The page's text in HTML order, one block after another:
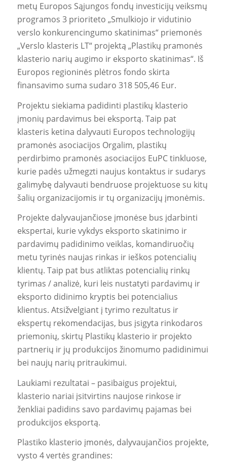
metų Europos Sąjungos fondų investicijų veiksmų
programos 3 prioriteto „Smulkiojo ir vidutinio
verslo konkurencingumo skatinimas“ priemonės
„Verslo klasteris LT“ projektą „Plastikų pramonės
klasterio narių augimo ir eksporto skatinimas“. Iš
Europos regioninės plėtros fondo skirta
finansavimo suma sudaro 318 505,46 Eur.
Projektu siekiama padidinti plastikų klasterio
įmonių pardavimus bei eksportą. Taip pat
klasteris ketina dalyvauti Europos technologijų
pramonės asociacijos Orgalim, plastikų
perdirbimo pramonės asociacijos EuPC tinkluose,
kurie padės užmegzti naujus kontaktus ir sudarys
galimybę dalyvauti bendruose projektuose su kitų
šalių organizacijomis ir tų organizacijų įmonėmis.
Projekte dalyvaujančiose įmonėse bus įdarbinti
ekspertai, kurie vykdys eksporto skatinimo ir
pardavimų padidinimo veiklas, komandiruočių
metu tyrinės naujas rinkas ir ieškos potencialių
klientų. Taip pat bus atliktas potencialių rinkų
tyrimas / analizė, kuri leis nustatyti pardavimų ir
eksporto didinimo kryptis bei potencialius
klientus. Atsižvelgiant į tyrimo rezultatus ir
ekspertų rekomendacijas, bus įsigyta rinkodaros
priemonių, skirtų Plastikų klasterio ir projekto
partnerių ir jų produkcijos žinomumo padidinimui
bei naujų narių pritraukimui.
Laukiami rezultatai – pasibaigus projektui,
klasterio nariai įsitvirtins naujose rinkose ir
ženkliai padidins savo pardavimų pajamas bei
produkcijos eksportą.
Plastiko klasterio įmonės, dalyvaujančios projekte,
vysto 4 vertės grandines: